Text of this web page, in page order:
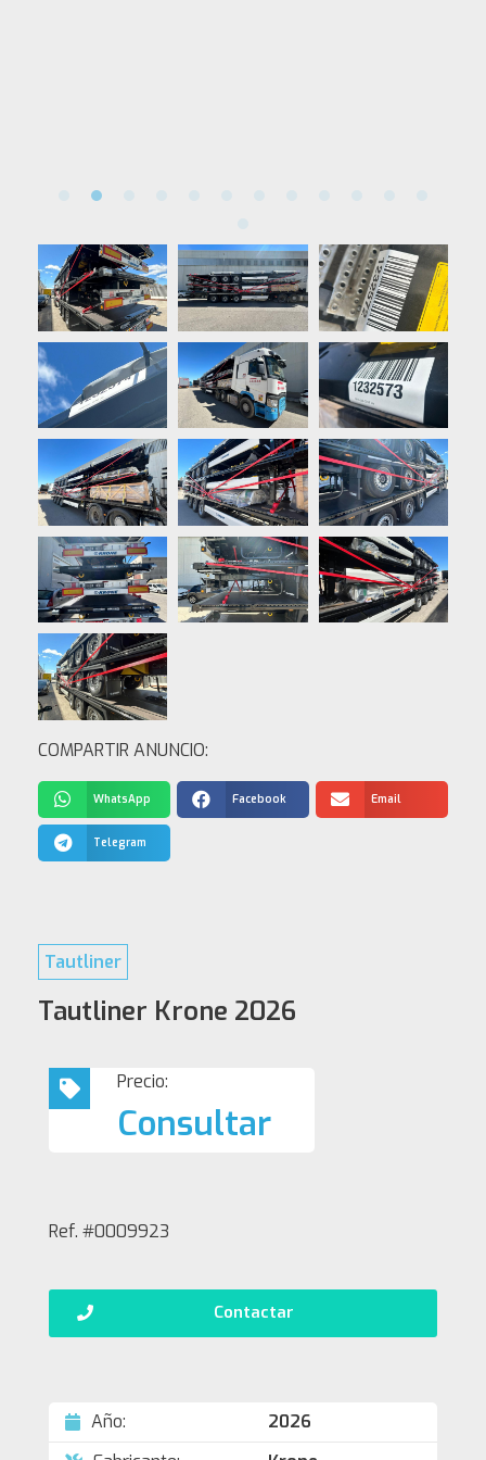
COMPARTIR ANUNCIO:
WhatsApp Facebook Email
Telegram
Tautliner
Tautliner Krone 2026
Precio:
Consultar
Ref. #0009923
Contactar
Año:
2026